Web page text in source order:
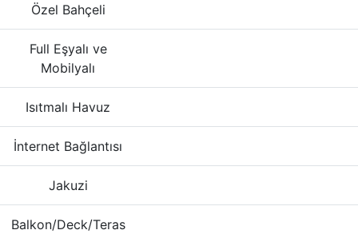
Özel Bahçeli
Full Eşyalı ve
Mobilyalı
Isıtmalı Havuz
İnternet Bağlantısı
Jakuzi
Balkon/Deck/Teras